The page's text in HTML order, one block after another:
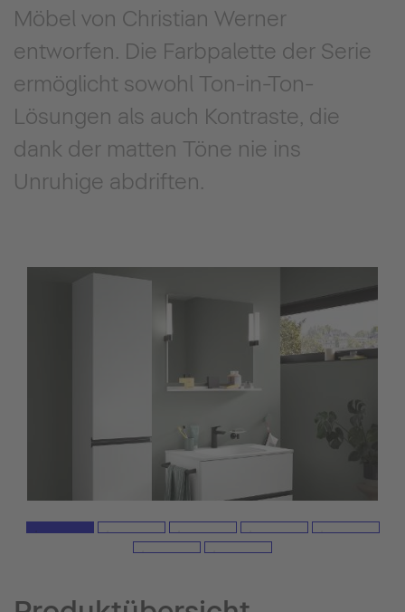
Möbel von Christian Werner
entworfen. Die Farbpalette der Serie
ermöglicht sowohl Ton-in-Ton-
Lösungen als auch Kontraste, die
dank der matten Töne nie ins
Unruhige abdriften.